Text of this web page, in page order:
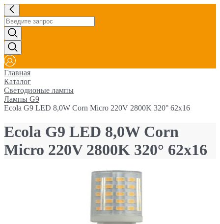
Главная
Каталог
Светодионые лампы
Лампы G9
Ecola G9 LED 8,0W Corn Micro 220V 2800K 320° 62x16
Ecola G9 LED 8,0W Corn
Micro 220V 2800K 320° 62x16